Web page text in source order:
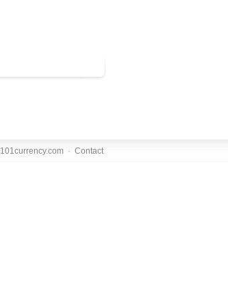
101currency.com · Contact